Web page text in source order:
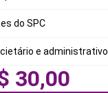
do SPC
e administrativo
30,00